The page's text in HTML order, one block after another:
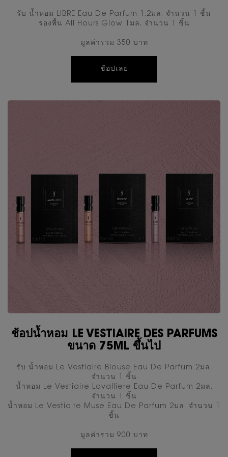
รับ นํ้าหอม LIBRE Eau De Parfum 1.2มล. จำนวน 1 ชิ้น
รองพื้น All Hours Glow 1มล. จำนวน 1 ชิ้น
มูลค่ารวม 350 บาท
ช้อปเลย
ช้อปน้ำหอม LE VESTIAIRE DES PARFUMS
ขนาด 75ML ขึ้นไป
รับ นํ้าหอม Le Vestiaire Blouse Eau De Parfum 2มล.
จำนวน 1 ชิ้น
นํ้าหอม Le Vestiaire Lavalliere Eau De Parfum 2มล.
จำนวน 1 ชิ้น
นํ้าหอม Le Vestiaire Muse Eau De Parfum 2มล. จำนวน 1
ชิ้น
มูลค่ารวม 900 บาท